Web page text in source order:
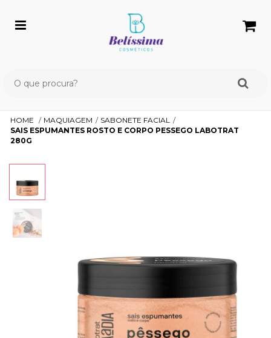
HOME MAQUIAGEM
SABONETE FACIAL
SAIS ESPUMANTES ROSTO E CORPO PESSEGO LABOTRAT
280G